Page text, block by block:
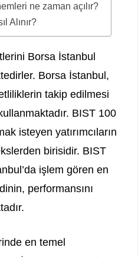
ne zaman açılır?
Alınır?
Borsa İstanbul
Borsa İstanbul,
takip edilmesi
BIST 100
isteyen yatırımcıların
birisidir. BIST
işlem gören en
performansını
en temel